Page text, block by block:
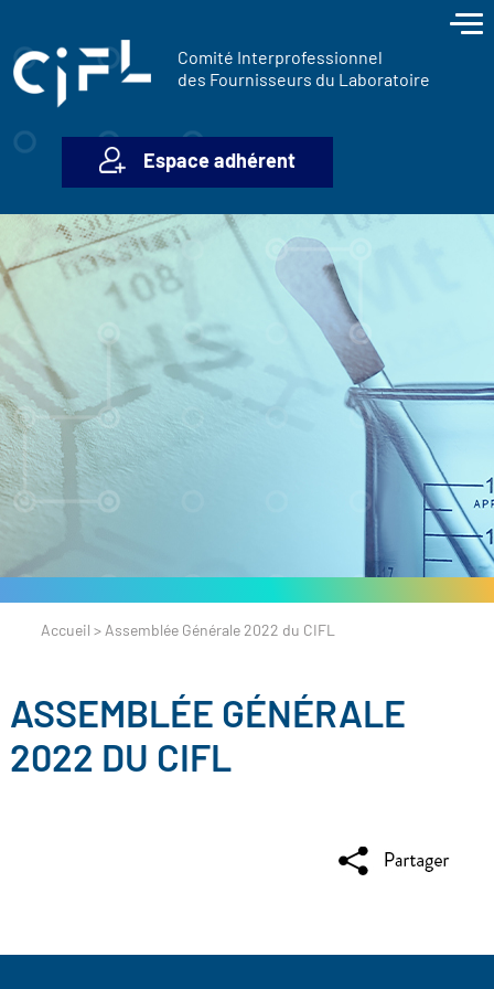
Comité Interprofessionnel
des Fournisseurs du Laboratoire
Espace adhérent
Accueil > Assemblée Générale 2022 du CIFL
ASSEMBLÉE GÉNÉRALE
2022 DU CIFL